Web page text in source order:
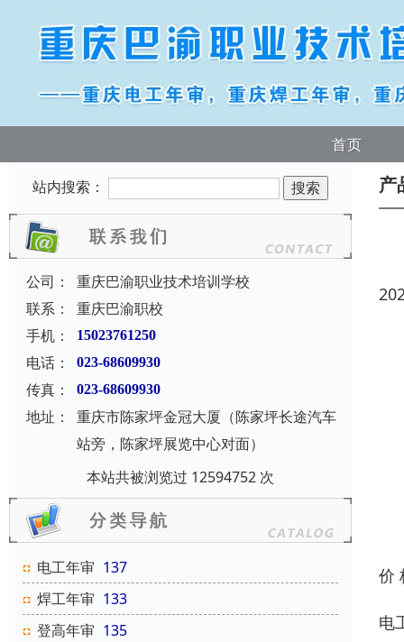
首页
站内搜索：
公司：
重庆巴渝职业技术培训学校
联系：
重庆巴渝职校
手机：
15023761250
电话： 023-68609930
传真： 023-68609930
地址：
重庆市陈家坪金冠大厦（陈家坪长途汽车
站旁，陈家坪展览中心对面）
本站共被浏览过 12594752 次
电工年审 137
焊工年审 133
登高年审 135
产
价
电